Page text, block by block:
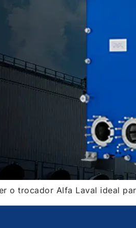
o trocador Alfa Laval ideal